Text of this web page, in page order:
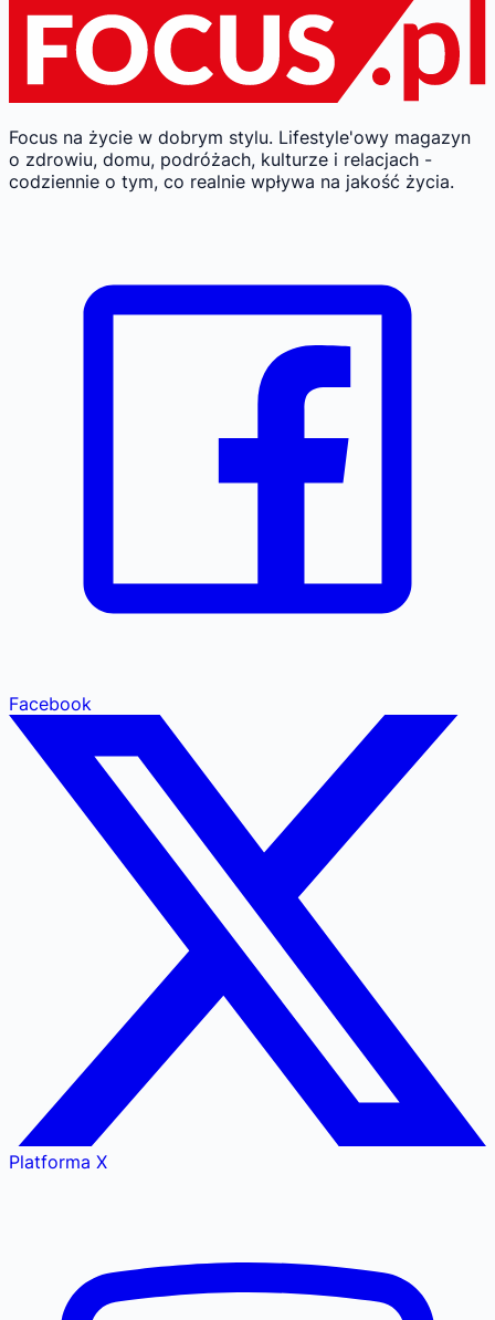
Focus na życie w dobrym stylu. Lifestyle'owy magazyn
o zdrowiu, domu, podróżach, kulturze i relacjach -
codziennie o tym, co realnie wpływa na jakość życia.
Facebook
Platforma X